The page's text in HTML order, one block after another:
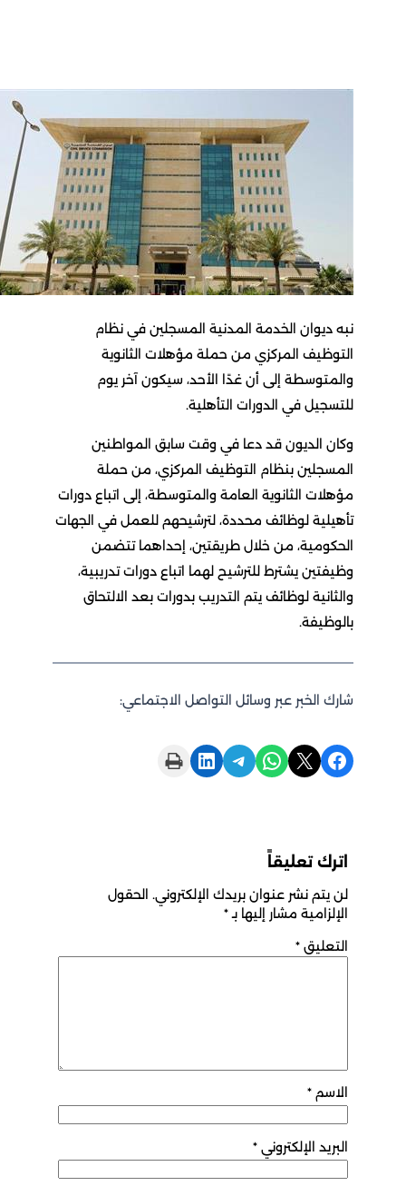
نبه ديوان الخدمة المدنية المسجلين في نظام
التوظيف المركزي من حملة مؤهلات الثانوية
والمتوسطة إلى أن غدًا الأحد، سيكون آخر يوم
للتسجيل في الدورات التأهلية.
وكان الديون قد دعا في وقت سابق المواطنين
المسجلين بنظام التوظيف المركزي، من حملة
مؤهلات الثانوية العامة والمتوسطة، إلى اتباع دورات
تأهيلية لوظائف محددة، لترشيحهم للعمل في الجهات
الحكومية، من خلال طريقتين، إحداهما تتضمن
وظيفتين يشترط للترشيح لهما اتباع دورات تدريبية،
والثانية لوظائف يتم التدريب بدورات بعد الالتحاق
بالوظيفة.
شارك الخبر عبر وسائل التواصل الاجتماعي:
Share on Facebook
Share on X
Share on WhatsApp
Share on Telegram
Share on LinkedIn
Print this Page
اترك تعليقاً
لن يتم نشر عنوان بريدك الإلكتروني. الحقول
الإلزامية مشار إليها بـ *
التعليق*
الاسم*
البريد الإلكتروني *